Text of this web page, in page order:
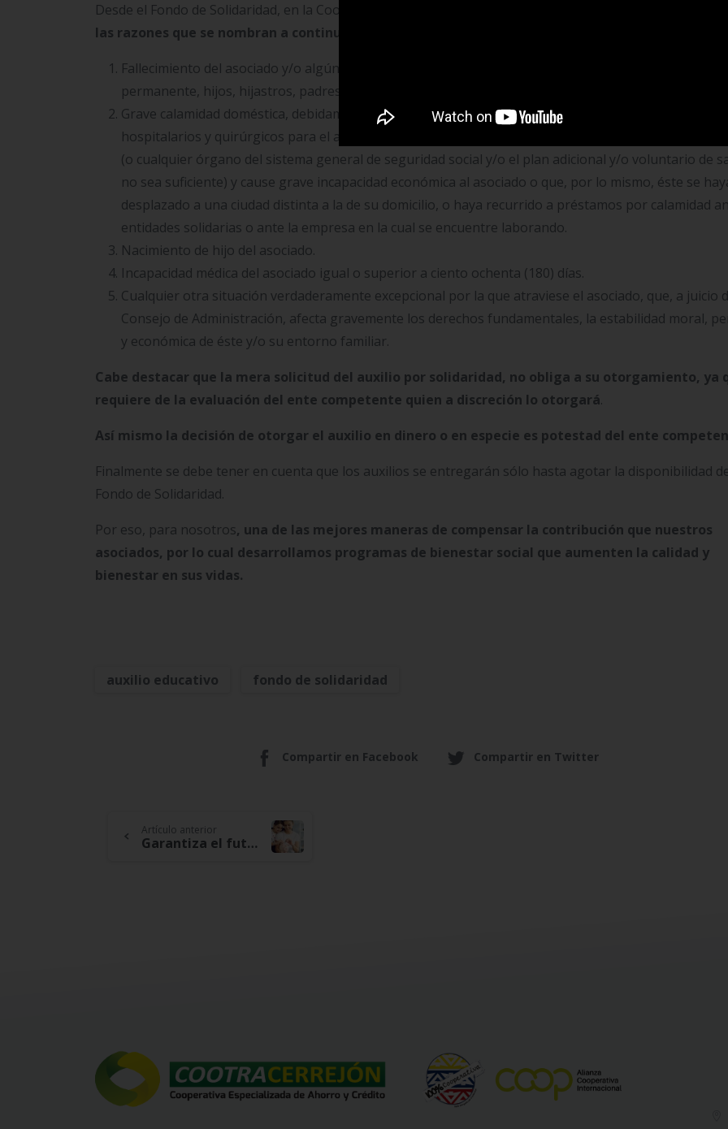
Desde el Fondo de Solidaridad, en la Cooperativa de ahorro y crédito Cootracerrejón se conceden auxilios
las razones que se nombran a continuación:
Fallecimiento del asociado y/o algún miembro del núcleo familiar (esto es, cónyuge o compañera(o)
permanente, hijos, hijastros, padres, padrastros y madrastras)
Grave calamidad doméstica, debidamente comprobada, relacionada con atención de servicios
hospitalarios y quirúrgicos para el asociado y/o su núcleo familiar, cuyo cubrimiento por parte de la
(o cualquier órgano del sistema general de seguridad social y/o el plan adicional y/o voluntario de
no sea suficiente) y cause grave incapacidad económica al asociado o que, por lo mismo, éste se
desplazado a una ciudad distinta a la de su domicilio, o haya recurrido a préstamos por calamidad
entidades solidarias o ante la empresa en la cual se encuentre laborando.
Nacimiento de hijo del asociado.
Incapacidad médica del asociado igual o superior a ciento ochenta (180) días.
Cualquier otra situación verdaderamente excepcional por la que atraviese el asociado, que, a juicio
Consejo de Administración, afecta gravemente los derechos fundamentales, la estabilidad moral,
y económica de éste y/o su entorno familiar.
Cabe destacar que la mera solicitud del auxilio por solidaridad, no obliga a su otorgamiento, ya
requiere de la evaluación del ente competente quien a discreción lo otorgará.
Así mismo la decisión de otorgar el auxilio en dinero o en especie es potestad del ente
Finalmente se debe tener en cuenta que los auxilios se entregarán sólo hasta agotar la disponibilidad
Fondo de Solidaridad.
Por eso, para nosotros, una de las mejores maneras de compensar la contribución que nuestros
asociados, por lo cual desarrollamos programas de bienestar social que aumenten la calidad y
bienestar en sus vidas.
auxilio educativo fondo de solidaridad
Compartir en Facebook Compartir en Twitter
Continue
Artículo anterior
Garantiza el futuro de tus hijos con el ahorro COOPKIDS